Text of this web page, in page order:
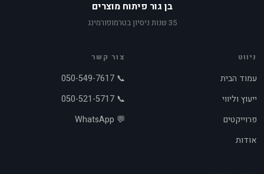
בן גור פיתוח מוצרים
35 שנות ניסיון בטרמופורמינג
ניווט
עמוד הבית
ייעוץ וליווי
פרוייקטים
אודות
צור קשר
📞 050-549-7617
📞 050-521-5717
💬 WhatsApp